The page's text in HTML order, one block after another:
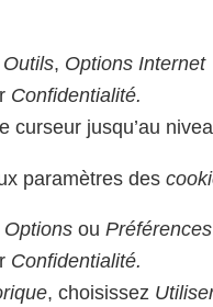
Outils, Options Internet
Confidentialité.
curseur jusqu’au
paramètres des
Options ou Préférences
Confidentialité.
, choisissez